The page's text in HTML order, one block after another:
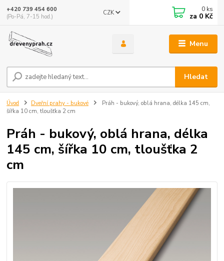
Menu
CZK
Hledat
+420 739 454 600
(Po-Pá, 7-15 hod.)
0 ks
za 0 Kč
Úvod Dveřní prahy - bukové
Práh - bukový, oblá hrana, délka 145 cm,
šířka 10 cm, tloušťka 2 cm
Práh - bukový, oblá hrana, délka
145 cm, šířka 10 cm, tloušťka 2
cm